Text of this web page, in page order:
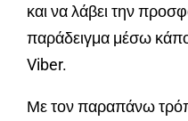
και να λάβει την
παράδειγμα μέσω
Viber.
Με τον παραπάνω